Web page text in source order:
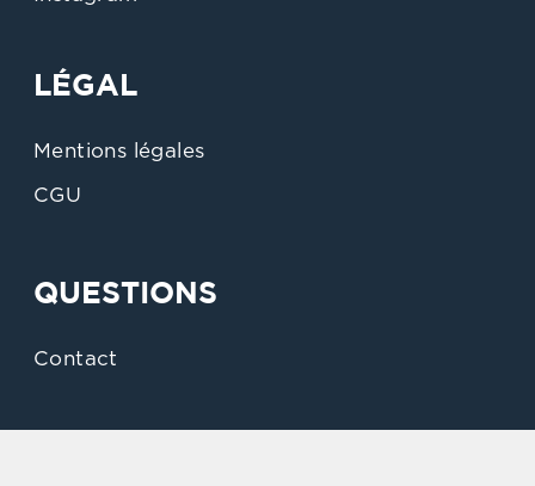
LÉGAL
Mentions légales
CGU
QUESTIONS
Contact